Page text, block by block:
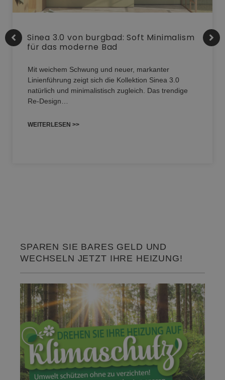
Sinea 3.0 von burgbad: Soft Minimalism
für das moderne Bad
Mit weichem Schwung und neuer, markanter
Linienführung zeigt sich die Kollektion Sinea 3.0
natürlich und minimalistisch zugleich. Das trendige
Re-Design…
WEITERLESEN >>
SPAREN SIE BARES GELD UND
WECHSELN JETZT IHRE HEIZUNG!